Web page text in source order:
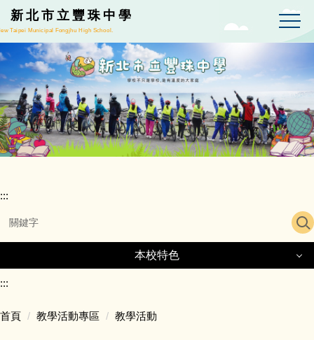
跳
到
主
要
容
區
新北市立豐珠中學
Taipei Municipal Fongjhu High School.
:::
本校特色
:::
首頁 教學活動專區 教學活動